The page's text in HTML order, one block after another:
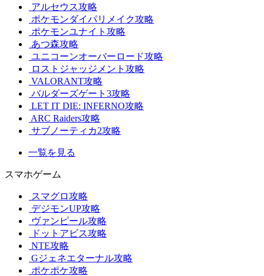
アルセウス攻略
ポケモンダイパリメイク攻略
ポケモンユナイト攻略
あつ森攻略
ユニコーンオーバーロード攻略
ロストジャッジメント攻略
VALORANT攻略
バルダーズゲート3攻略
LET IT DIE: INFERNO攻略
ARC Raiders攻略
サブノーティカ2攻略
一覧を見る
スマホゲーム
スマグロ攻略
デジモンUP攻略
ヴァンピール攻略
ドットアビス攻略
NTE攻略
Gジェネエターナル攻略
ポケポケ攻略